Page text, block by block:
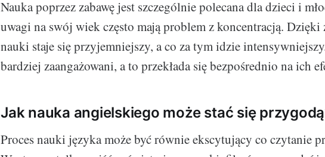
Nauka poprzez zabawę jest szczególnie polecana dla dzieci i
uwagi na swój wiek często mają problem z koncentracją. Dzięki
nauki staje się przyjemniejszy, a co za tym idzie
bardziej zaangażowani, a to przekłada się bezpośrednio na ich
Jak nauka angielskiego może stać się
Proces nauki języka może być równie ekscytujący co czytanie